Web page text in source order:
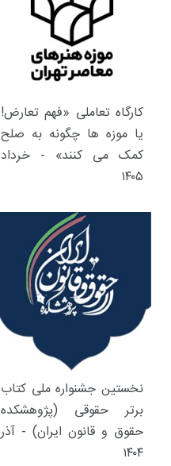
کارگاه تعاملی «فهم تعارض!
یا موزه ها چگونه به صلح
کمک می کنند» - خرداد
۱۴۰۵
نخستین جشنواره ملی کتاب
برتر حقوقی (پژوهشکده
حقوق و قانون ایران) - آذر
۱۴۰۴